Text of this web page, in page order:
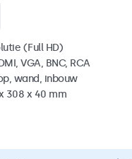
(Full HD)
VGA, BNC, RCA
wand, inbouw
308 x 40 mm